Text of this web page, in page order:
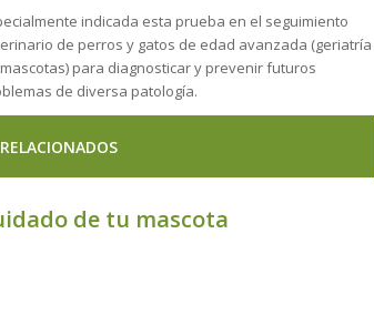
indicada esta prueba en el seguimiento
de perros y gatos de edad avanzada (geriatría
para diagnosticar y prevenir futuros
de diversa patología.
de tu mascota